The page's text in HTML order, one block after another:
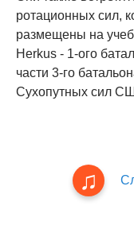
ротационных сил,
размещены на
Herkus - 1-ого
части 3-го
Сухопутных сил